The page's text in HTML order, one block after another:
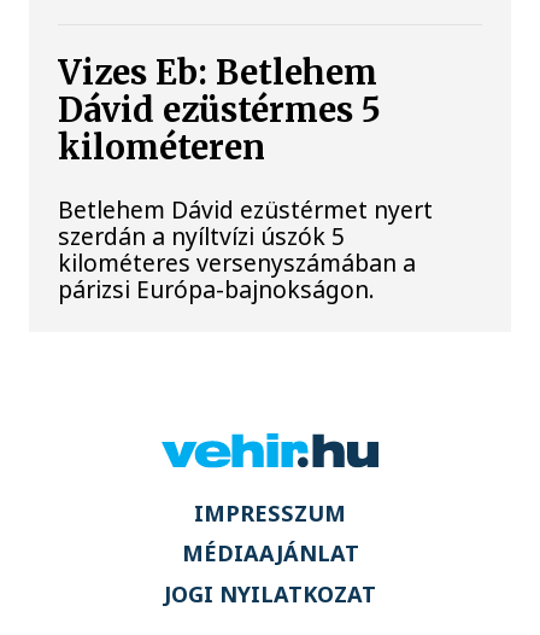
Vizes Eb: Betlehem
Dávid ezüstérmes 5
kilométeren
Betlehem Dávid ezüstérmet nyert
szerdán a nyíltvízi úszók 5
kilométeres versenyszámában a
párizsi Európa-bajnokságon.
IMPRESSZUM
MÉDIAAJÁNLAT
JOGI NYILATKOZAT